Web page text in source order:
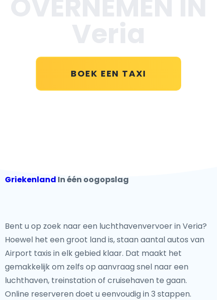
BOEK EEN TAXI
Griekenland In één oogopslag
Bent u op zoek naar een luchthavenvervoer in Veria?
Hoewel het een groot land is, staan aantal autos van
Airport taxis in elk gebied klaar. Dat maakt het
gemakkelijk om zelfs op aanvraag snel naar een
luchthaven, treinstation of cruisehaven te gaan.
Online reserveren doet u eenvoudig in 3 stappen.